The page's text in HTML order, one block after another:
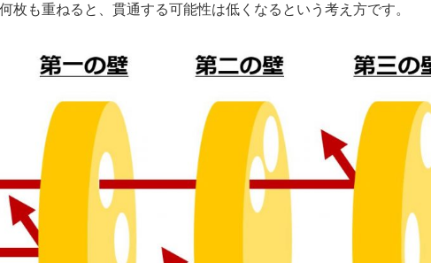
枚も重ねると、貫通する可能性は低くなるという考え方です。